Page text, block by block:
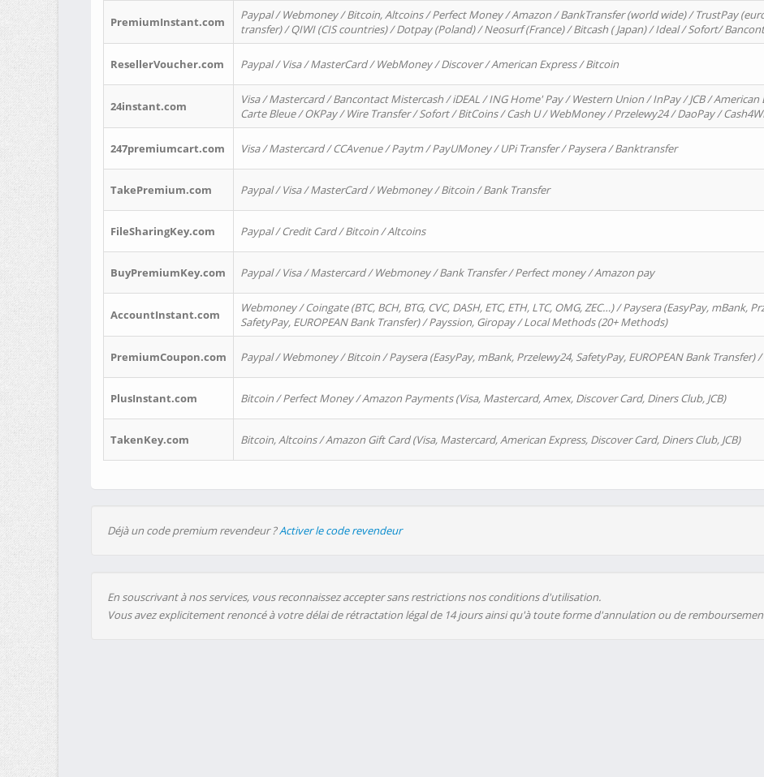
PremiumInstant.com
Paypal / Webmoney / Bitcoin, Altcoins / Perfect Money / Amazon / BankTransfer (world wide) / TrustPay
transfer) / QIWI (CIS countries) / Dotpay (Poland) / Neosurf (France) / Bitcash ( Japan) / Ideal / Sofort/
ResellerVoucher.com Paypal / Visa / MasterCard / WebMoney / Discover / American Express / Bitcoin
24instant.com
Visa / Mastercard / Bancontact Mistercash / iDEAL / ING Home' Pay / Western Union / InPay / JCB / American
Carte Bleue / OKPay / Wire Transfer / Sofort / BitCoins / Cash U / WebMoney / Przelewy24 / DaoPay /
247premiumcart.com Visa / Mastercard / CCAvenue / Paytm / PayUMoney / UPi Transfer / Paysera / Banktransfer
TakePremium.com Paypal / Visa / MasterCard / Webmoney / Bitcoin / Bank Transfer
FileSharingKey.com Paypal / Credit Card / Bitcoin / Altcoins
BuyPremiumKey.com Paypal / Visa / Mastercard / Webmoney / Bank Transfer / Perfect money / Amazon pay
AccountInstant.com
Webmoney / Coingate (BTC, BCH, BTG, CVC, DASH, ETC, ETH, LTC, OMG, ZEC…) / Paysera (EasyPay, mBank,
SafetyPay, EUROPEAN Bank Transfer) / Payssion, Giropay / Local Methods (20+ Methods)
PremiumCoupon.com Paypal / Webmoney / Bitcoin / Paysera (EasyPay, mBank, Przelewy24, SafetyPay, EUROPEAN Bank Transfer)
PlusInstant.com Bitcoin / Perfect Money / Amazon Payments (Visa, Mastercard, Amex, Discover Card, Diners Club, JCB)
TakenKey.com Bitcoin, Altcoins / Amazon Gift Card (Visa, Mastercard, American Express, Discover Card, Diners Club, JCB)
Déjà un code premium revendeur ?Activer le code revendeur
En souscrivant à nos services, vous reconnaissez accepter sans restrictions nos conditions d'utilisation.
Vous avez explicitement renoncé à votre délai de rétractation légal de 14 jours ainsi qu'à toute forme d'annulation ou de